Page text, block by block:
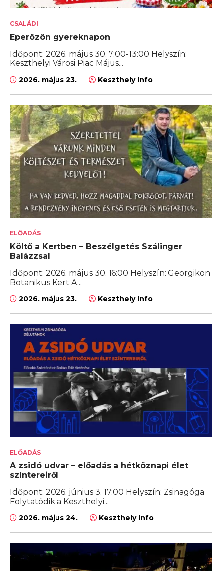
CSALÁDI
Eperözön gyereknapon
Időpont: 2026. május 30. 7:00-13:00 Helyszín:
Keszthelyi Városi Piac Május...
2026. május 23. Keszthely Info
ELŐADÁS
Költő a Kertben – Beszélgetés Szálinger
Balázzsal
Időpont: 2026. május 30. 16:00 Helyszín: Georgikon
Botanikus Kert A...
2026. május 23. Keszthely Info
ELŐADÁS
A zsidó udvar – előadás a hétköznapi élet
színtereiről
Időpont: 2026. június 3. 17:00 Helyszín: Zsinagóga
Folytatódik a Keszthelyi...
2026. május 24. Keszthely Info